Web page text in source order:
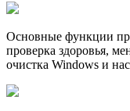
Основные функции
проверка здоровья,
очистка Windows и